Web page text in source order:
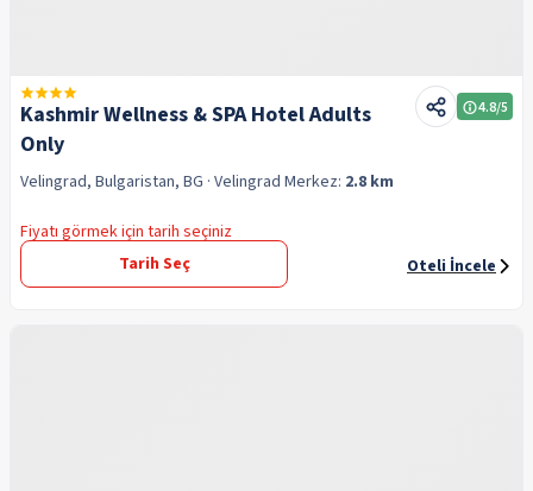
Kashmir Wellness & SPA Hotel Adults
Only
4.8/5
Velingrad, Bulgaristan, BG · Velingrad Merkez: 2.8 km
Fiyatı görmek için tarih seçiniz
Tarih Seç
Oteli İncele